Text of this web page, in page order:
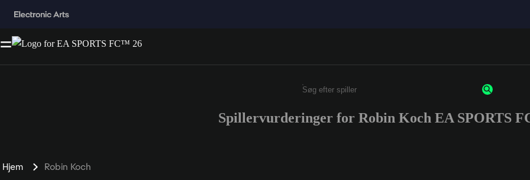
Enter a minimum of 3 characters or numbers
Spillervurderinger for Robin Koch EA SPORTS
Hjem Robin Koch